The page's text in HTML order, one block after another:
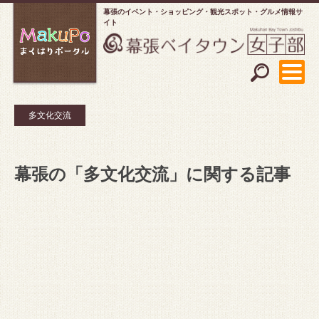
幕張のイベント・ショッピング
観光スポット・グルメ情報サ
イト
多文化交流
幕張の「多文化交流」に関する記事